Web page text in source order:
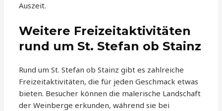
Auszeit.
Weitere Freizeitaktivitäten
rund um St. Stefan ob Stainz
Rund um St. Stefan ob Stainz gibt es zahlreiche
Freizeitaktivitäten, die für jeden Geschmack etwas
bieten. Besucher können die malerische Landschaft
der Weinberge erkunden, während sie bei